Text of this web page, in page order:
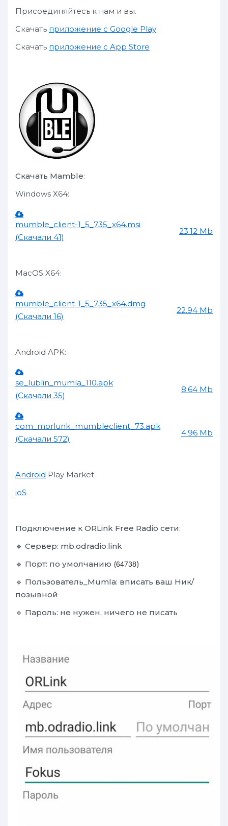
Присоединяйтесь к нам и вы.
Скачать приложение с Google Play
Скачать приложение с App Store
Скачать Mamble:
Windows X64:
mumble_client-1_5_735_x64.msi
(Скачали 41)
23.12 Mb
MacOS X64:
mumble_client-1_5_735_x64.dmg
(Скачали 16)
22.94 Mb
Android APK:
se_lublin_mumla_110.apk
(Скачали 35)
8.64 Mb
com_morlunk_mumbleclient_73.apk
(Скачали 572)
4.96 Mb
Android Play Market
ioS
Подключение к ORLink Free Radio сети:
🔹 Сервер: mb.odradio.link
🔹 Порт: по умолчанию (64738)
🔹 Пользователь_Mumla: вписать ваш Ник/
позывной
🔹 Пароль: не нужен, ничего не писать